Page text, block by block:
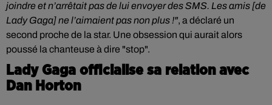
joindre et n’arrêtait pas de lui envoyer des SMS. Les amis [de
Lady Gaga] ne l’aimaient pas non plus !", a déclaré un
second proche de la star. Une obsession qui aurait alors
poussé la chanteuse à dire "stop".
Lady Gaga officialise sa relation avec
Dan Horton